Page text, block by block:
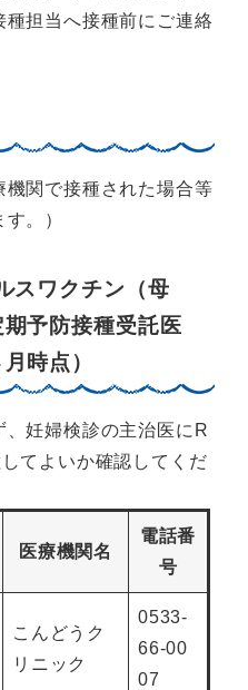
担当へ接種前にご連絡
関で接種された場合等
。）
スワクチン（母
予防接種受託医
時点）
妊婦検診の主治医にR
てよいか確認してくだ
医療機関名
電話番
号
こんどうク
リニック
0533-
66-00
07